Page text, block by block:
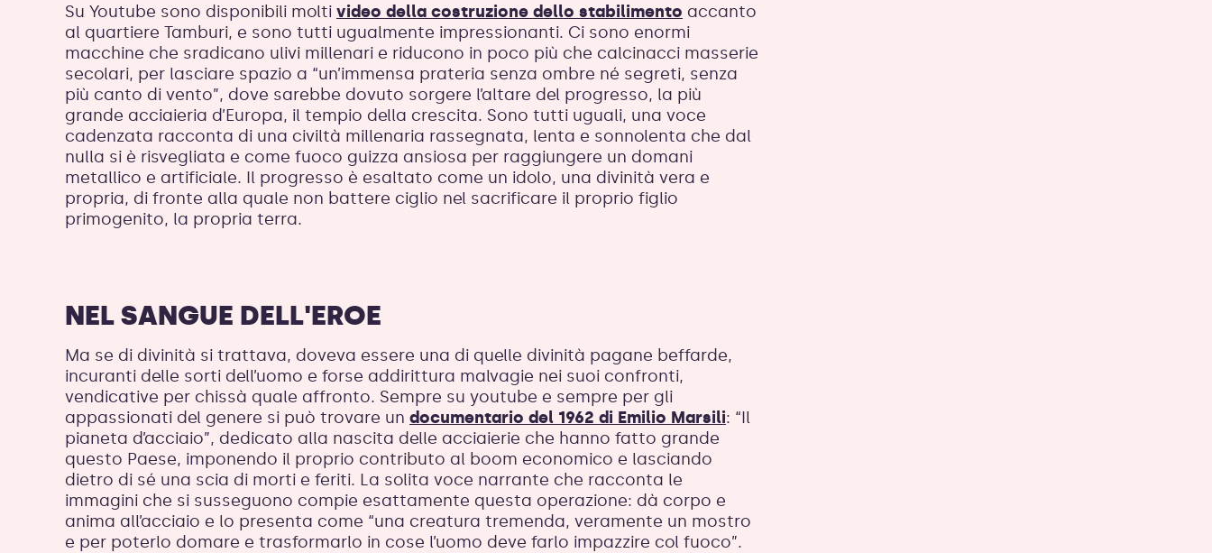
Su Youtube sono disponibili molti video della costruzione dello stabilimento accanto
al quartiere Tamburi, e sono tutti ugualmente impressionanti. Ci sono enormi
macchine che sradicano ulivi millenari e riducono in poco più che calcinacci masserie
secolari, per lasciare spazio a “un’immensa prateria senza ombre né segreti, senza
più canto di vento”, dove sarebbe dovuto sorgere l’altare del progresso, la più
grande acciaieria d’Europa, il tempio della crescita. Sono tutti uguali, una voce
cadenzata racconta di una civiltà millenaria rassegnata, lenta e sonnolenta che dal
nulla si è risvegliata e come fuoco guizza ansiosa per raggiungere un domani
metallico e artificiale. Il progresso è esaltato come un idolo, una divinità vera e
propria, di fronte alla quale non battere ciglio nel sacrificare il proprio figlio
primogenito, la propria terra.
NEL SANGUE DELL'EROE
Ma se di divinità si trattava, doveva essere una di quelle divinità pagane beffarde,
incuranti delle sorti dell’uomo e forse addirittura malvagie nei suoi confronti,
vendicative per chissà quale affronto. Sempre su youtube e sempre per gli
appassionati del genere si può trovare un documentario del 1962 di Emilio Marsili: “Il
pianeta d’acciaio”, dedicato alla nascita delle acciaierie che hanno fatto grande
questo Paese, imponendo il proprio contributo al boom economico e lasciando
dietro di sé una scia di morti e feriti. La solita voce narrante che racconta le
immagini che si susseguono compie esattamente questa operazione: dà corpo e
anima all’acciaio e lo presenta come “una creatura tremenda, veramente un mostro
e per poterlo domare e trasformarlo in cose l’uomo deve farlo impazzire col fuoco”.